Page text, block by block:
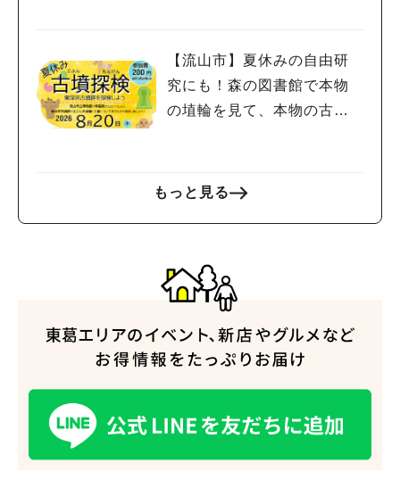
【流山市】夏休みの自由研
究にも！森の図書館で本物
の埴輪を見て、本物の古墳
もっと見る